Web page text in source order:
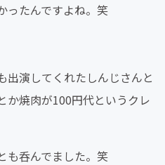
ったんですよね。笑
出演してくれたしんじさんと
か焼肉が100円代というクレ
も呑んでました。笑